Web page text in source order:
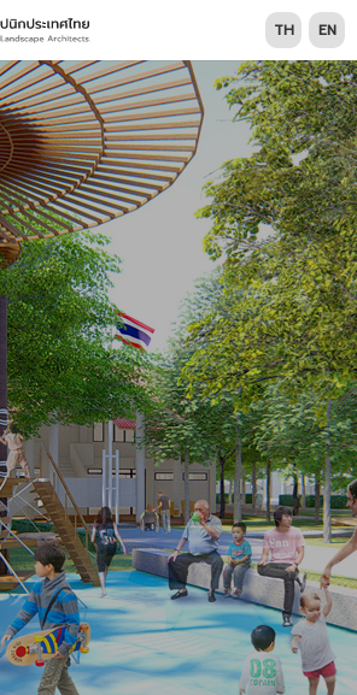
TH EN